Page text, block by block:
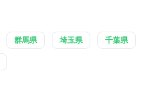
群馬県 埼玉県 千葉県